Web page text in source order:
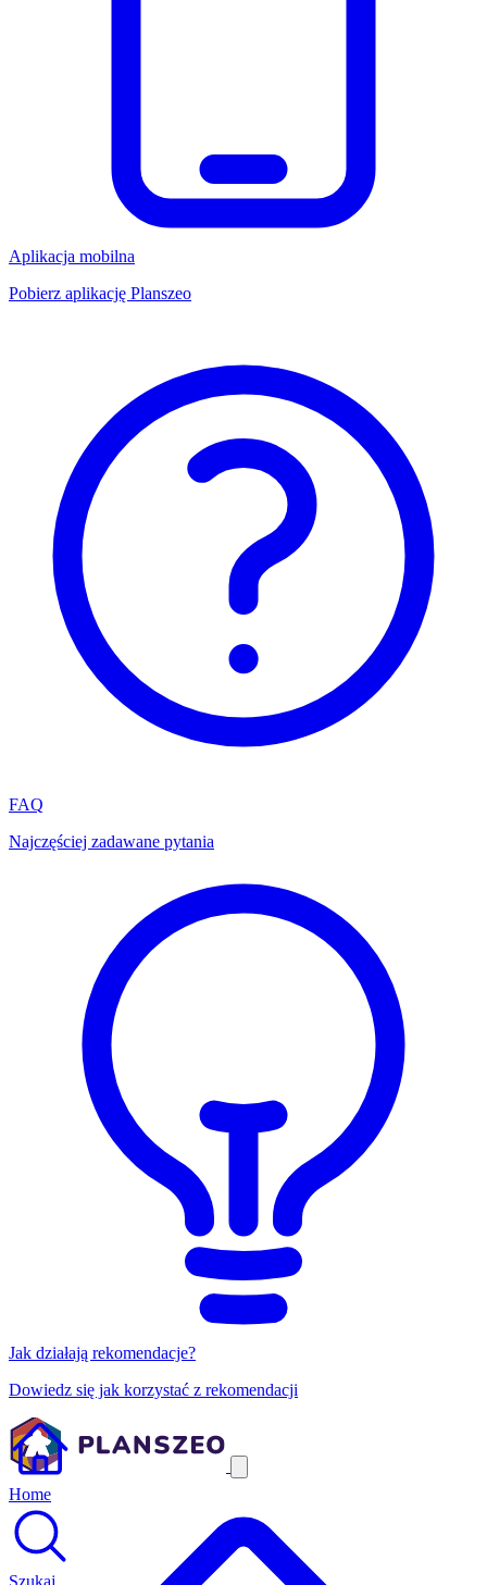
Aplikacja mobilna
Pobierz aplikację Planszeo
FAQ
Najczęściej zadawane pytania
Jak działają rekomendacje?
Dowiedz się jak korzystać z rekomendacji
Home
Szukaj